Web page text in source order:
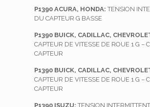
P1390 ACURA, HONDA:TENSION
DU CAPTEUR G BASSE
P1390 BUICK, CADILLAC,
CAPTEUR DE VITESSE DE ROUE 1 G –
CAPTEUR
P1390 BUICK, CADILLAC,
CAPTEUR DE VITESSE DE ROUE 1 G –
CAPTEUR
P1390 ISUZU:TENSION